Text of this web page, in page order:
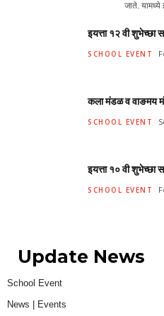
जाते. यामध्ये
इयत्ता १२ वी शुभेच्छा
SCHOOL EVENT
कला मंडळ व वाङमय
SCHOOL EVENT
इयत्ता १० वी शुभेच्छा
SCHOOL EVENT
Update News
School Event
News | Events